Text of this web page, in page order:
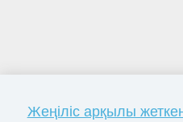
Жеңіліс арқылы